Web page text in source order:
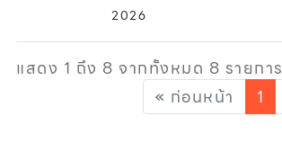
2026
แสดง 1 ถึง 8 จากทั้งหมด 8 รายการ
« ก่อนหน้า
1